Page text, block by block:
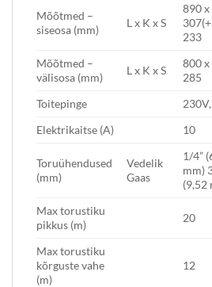
Mõõtmed –
siseosa (mm)
L x K x S
890 x
233
Mõõtmed –
välisosa (mm)
L x K x S
800 x
285
Toitepinge
Elektrikaitse (A)
10
Toruühendused
(mm)
Vedelik
Gaas
1/4”
mm)
(9,52
Max torustiku
pikkus (m)
20
Max torustiku
kõrguste vahe
(m)
12